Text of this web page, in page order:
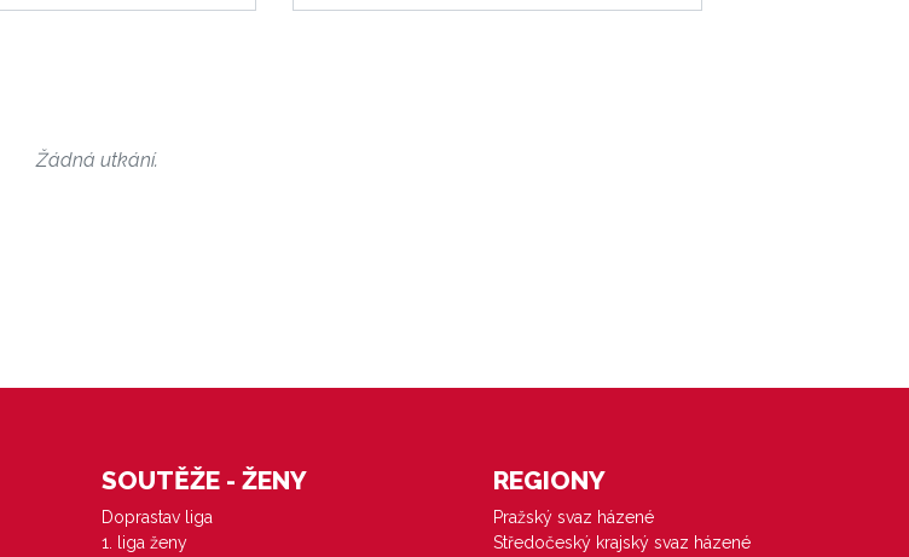
Žádná utkání.
SOUTĚŽE - ŽENY
Doprastav liga
1. liga ženy
REGIONY
Pražský svaz házené
Středočeský krajský svaz házené